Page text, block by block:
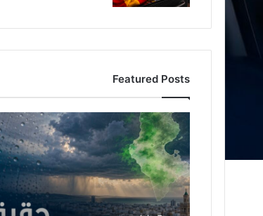
Featured Posts
م
ا
ر
ت
و